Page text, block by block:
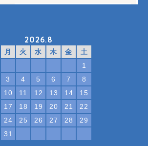
2026.8
月 火 水 木 金
土
1
3 4 5 6 7
8
10 11 12 13 14
15
17 18 19 20 21
22
24 25 26 27 28
29
31